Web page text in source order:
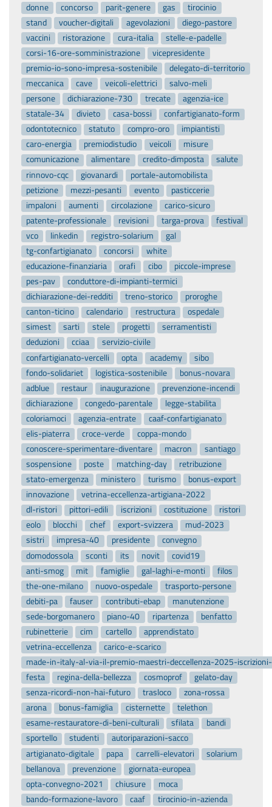
donne
concorso parit-genere gas
tirocinio
stand
voucher-digitali agevolazioni
diego-pastore
vaccini
ristorazione cura-italia
stelle-e-padelle
corsi-16-ore-somministrazione
vicepresidente
premio-io-sono-impresa-sostenibile
delegato-di-territorio
meccanica
cave veicoli-elettrici
salvo-meli
persone
dichiarazione-730 trecate
agenzia-ice
statale-34
divieto casa-bossi
confartigianato-form
odontotecnico
statuto compro-oro
impiantisti
caro-energia
premiodistudio veicoli
misure
comunicazione
alimentare credito-dimposta
salute
rinnovo-cqc
giovanardi
portale-automobilista
petizione
mezzi-pesanti evento
pasticcerie
impaloni
aumenti circolazione
carico-sicuro
patente-professionale
revisioni targa-prova
festival
vco
linkedin registro-solarium
gal
tg-confartigianato
concorsi
white
educazione-finanziaria
orafi cibo
piccole-imprese
pes-pav
conduttore-di-impianti-termici
dichiarazione-dei-redditi
treno-storico
proroghe
canton-ticino
calendario restructura
ospedale
simest
sarti stele progetti
serramentisti
deduzioni
cciaa
servizio-civile
confartigianato-vercelli
opta academy
sibo
fondo-solidariet
logistica-sostenibile
bonus-novara
adblue
restaur inaugurazione
prevenzione-incendi
dichiarazione
congedo-parentale
legge-stabilita
coloriamoci
agenzia-entrate
caaf-confartigianato
elis-piaterra
croce-verde
coppa-mondo
conoscere-sperimentare-diventare
macron
santiago
sospensione
poste matching-day
retribuzione
stato-emergenza
ministero turismo
bonus-export
innovazione
vetrina-eccellenza-artigiana-2022
dl-ristori
pittori-edili iscrizioni costituzione
ristori
eolo
blocchi chef export-svizzera
mud-2023
sistri
impresa-40 presidente
convegno
domodossola
sconti its novit
covid19
anti-smog
mit famiglie gal-laghi-e-monti
filos
the-one-milano
nuovo-ospedale
trasporto-persone
debiti-pa
fauser contributi-ebap
manutenzione
sede-borgomanero
piano-40 ripartenza
benfatto
rubinetterie
cim cartello
apprendistato
vetrina-eccellenza
carico-e-scarico
made-in-italy-al-via-il-premio-maestri-deccellenza-2025-
festa
regina-della-bellezza cosmoprof
gelato-day
senza-ricordi-non-hai-futuro
trasloco
zona-rossa
arona
bonus-famiglia cisternette
telethon
esame-restauratore-di-beni-culturali
sfilata
bandi
sportello
studenti
autoriparazioni-sacco
artigianato-digitale
papa carrelli-elevatori
solarium
bellanova
prevenzione
giornata-europea
opta-convegno-2021
chiusure
moca
bando-formazione-lavoro
caaf
tirocinio-in-azienda